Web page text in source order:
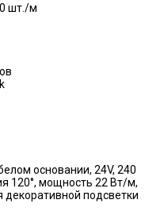
шт./м
основании, 24V, 240
120°, мощность 22 Вт/м,
подсветки